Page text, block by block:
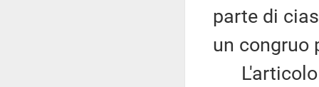
parte di
un congruo
L'articolo